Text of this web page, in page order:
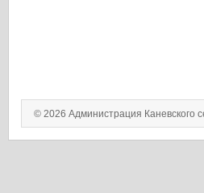
© 2026 Администрация Каневского